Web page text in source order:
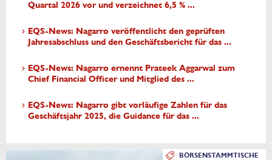
Quartal 2026 vor und verzeichnet 6,5 % ...
EQS-News: Nagarro veröffentlicht den geprüften
Jahresabschluss und den Geschäftsbericht für das ...
EQS-News: Nagarro ernennt Prateek Aggarwal zum
Chief Financial Officer und Mitglied des ...
EQS-News: Nagarro gibt vorläufige Zahlen für das
Geschäftsjahr 2025, die Guidance für das ...
BÖRSENSTAMMTISCHE